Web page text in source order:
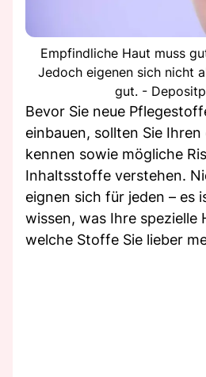
Empfindliche Haut muss
Jedoch eigenen sich nicht
gut. -
Bevor Sie neue
einbauen, sollten Sie
kennen sowie mögliche
Inhaltsstoffe verstehen.
eignen sich für jeden – es
wissen, was Ihre spezielle
welche Stoffe Sie lieber